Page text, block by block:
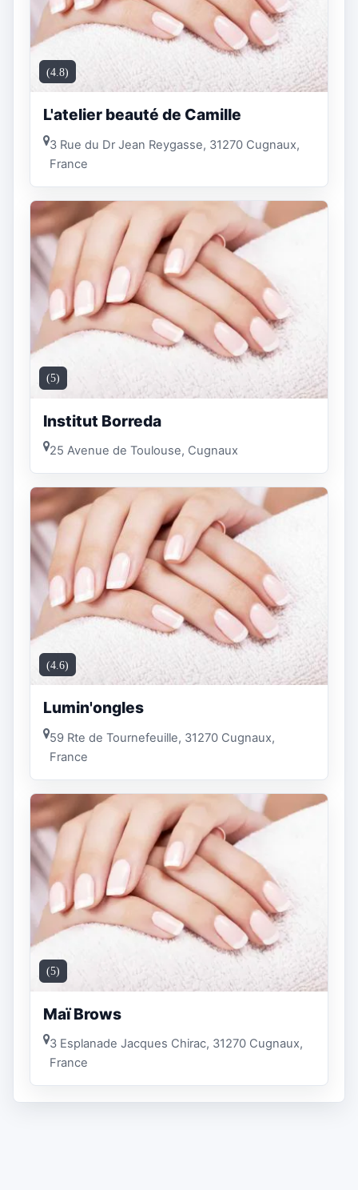
(4.8)
L'atelier beauté de Camille
3 Rue du Dr Jean Reygasse, 31270 Cugnaux,
France
(5)
Institut Borreda
25 Avenue de Toulouse, Cugnaux
(4.6)
Lumin'ongles
59 Rte de Tournefeuille, 31270 Cugnaux,
France
(5)
Maï Brows
3 Esplanade Jacques Chirac, 31270 Cugnaux,
France